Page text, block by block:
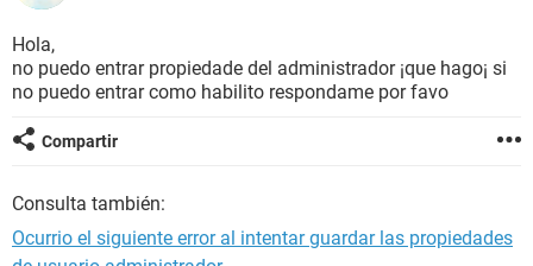
Hola,
no puedo entrar propiedade del administrador ¡que hago¡ si
no puedo entrar como habilito respondame por favo
Compartir
Consulta también:
Ocurrio el siguiente error al intentar guardar las propiedades